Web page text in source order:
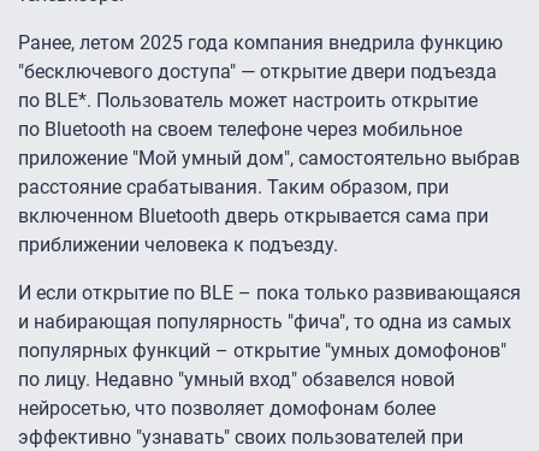
Ранее, летом 2025 года компания внедрила функцию
"бесключевого доступа" — открытие двери подъезда
по BLE*. Пользователь может настроить открытие
по Bluetooth на своем телефоне через мобильное
приложение "Мой умный дом", самостоятельно выбрав
расстояние срабатывания. Таким образом, при
включенном Bluetooth дверь открывается сама при
приближении человека к подъезду.
И если открытие по BLE – пока только развивающаяся
и набирающая популярность "фича", то одна из самых
популярных функций – открытие "умных домофонов"
по лицу. Недавно "умный вход" обзавелся новой
нейросетью, что позволяет домофонам более
эффективно "узнавать" своих пользователей при